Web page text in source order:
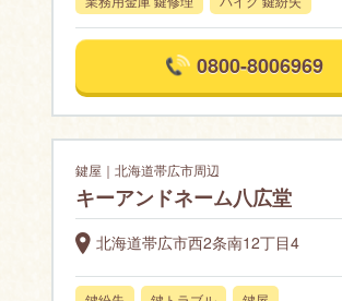
0800-8006969
鍵屋｜北海道帯広市周辺
キーアンドネーム八広堂
北海道帯広市西2条南12丁目4